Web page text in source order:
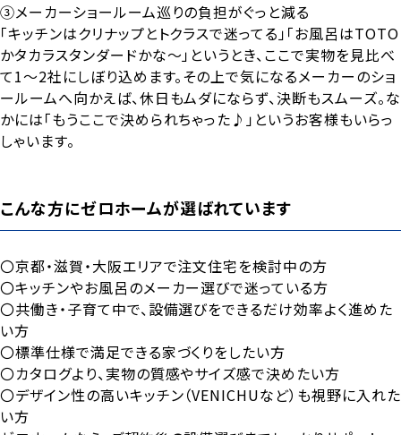
③メーカーショールーム巡りの負担がぐっと減る
「キッチンはクリナップとトクラスで迷ってる」「お風呂はTOTO
かタカラスタンダードかな〜」というとき、ここで実物を見比べ
て1〜2社にしぼり込めます。その上で気になるメーカーのショ
ールームへ向かえば、休日もムダにならず、決断もスムーズ。な
かには「もうここで決められちゃった♪」というお客様もいらっ
しゃいます。
こんな方にゼロホームが選ばれています
〇京都・滋賀・大阪エリアで注文住宅を検討中の方
〇キッチンやお風呂のメーカー選びで迷っている方
〇共働き・子育て中で、設備選びをできるだけ効率よく進めた
い方
〇標準仕様で満足できる家づくりをしたい方
〇カタログより、実物の質感やサイズ感で決めたい方
〇デザイン性の高いキッチン（VENICHUなど）も視野に入れた
い方